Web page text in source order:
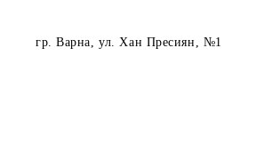
гр. Варна, ул. Хан Пресиян, №1